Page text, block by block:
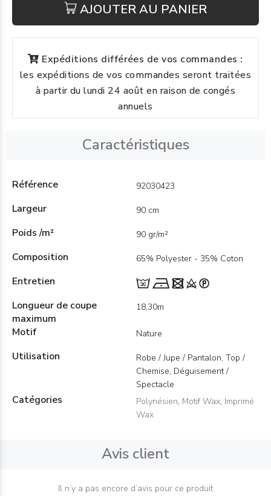
AJOUTER AU PANIER
Expéditions différées de vos commandes :
les expéditions de vos commandes seront traitées
à partir du lundi 24 août en raison de congés
annuels
Caractéristiques
Référence 92030423
Largeur 90 cm
Poids /m² 90 gr/m²
Composition 65% Polyester - 35% Coton
Entretien
Longueur de coupe
maximum
18,30m
Motif Nature
Utilisation
Robe / Jupe / Pantalon, Top /
Chemise, Déguisement /
Spectacle
Catégories Polynésien, Motif Wax, Imprimé
Wax
Avis client
Il n’y a pas encore d’avis pour ce produit